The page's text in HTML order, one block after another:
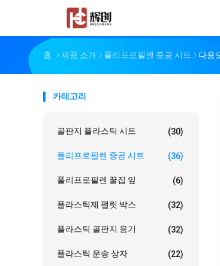
홈 제품 소개 폴리프로필렌 중공 시트 다용
카테고리
골판지 플라스틱 시트 (30)
폴리프로필렌 중공 시트 (36)
폴리프로필렌 꿀집 잎 (6)
플라스틱제 팰릿 박스 (32)
플라스틱 골판지 용기 (32)
플라스틱 운송 상자 (22)